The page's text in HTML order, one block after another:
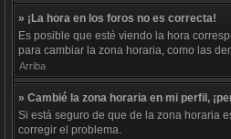
» ¡La hora en los foros no es correcta!
Es posible que esté viendo la hora
para cambiar la zona horaria, como las
Arriba
» Cambié la zona horaria en mi perfil,
Si está seguro de que de la zona horaria
corregir el problema.